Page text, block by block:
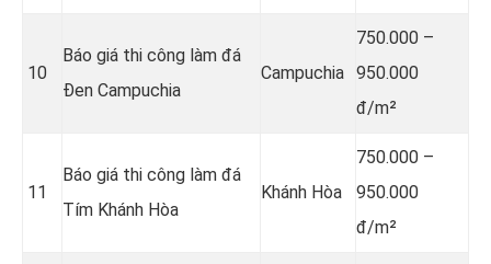
10
Báo giá thi công làm đá
Đen Campuchia
Campuchia
750.000 –
950.000
đ/m²
11
Báo giá thi công làm đá
Tím Khánh Hòa
Khánh Hòa
750.000 –
950.000
đ/m²